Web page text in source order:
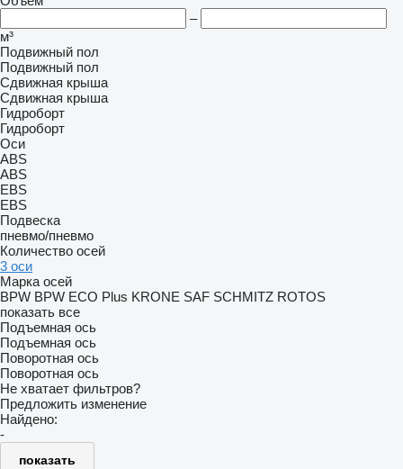
–
м³
Подвижный пол
Подвижный пол
Сдвижная крыша
Сдвижная крыша
Гидроборт
Гидроборт
Оси
ABS
ABS
EBS
EBS
Подвеска
пневмо/пневмо
Количество осей
3 оси
Марка осей
BPW BPW ECO Plus KRONE SAF SCHMITZ ROTOS
показать все
Подъемная ось
Подъемная ось
Поворотная ось
Поворотная ось
Не хватает фильтров?
Предложить изменение
Найдено:
-
показать